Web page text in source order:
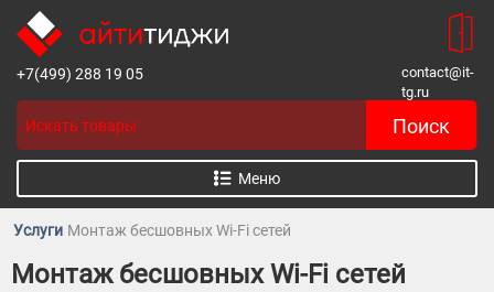
contact@it-
tg.ru
+7(499) 288 19 05
Меню
Услуги Монтаж бесшовных Wi-Fi сетей
Монтаж бесшовных Wi-Fi сетей